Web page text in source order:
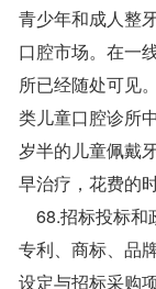
青少年和成人整
口腔市场。在一
所已经随处可见
类儿童口腔诊所
岁半的儿童佩戴
早治疗，花费的
68.招标投标和
专利、商标、品
设定与招标采购